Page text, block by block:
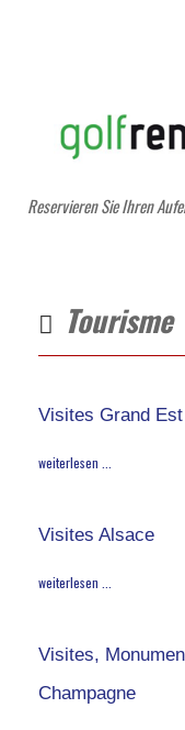
Reservieren Sie Ihren
Tourisme
Visites Grand
weiterlesen ...
Visites Alsace
weiterlesen ...
Visites,
Champagne